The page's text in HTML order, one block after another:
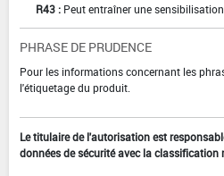
R43 : Peut entraîner une
PHRASE DE PRUDENCE
Pour les informations concernant les
l'étiquetage du produit.
Le titulaire de l'autorisation est
données de sécurité avec la classification